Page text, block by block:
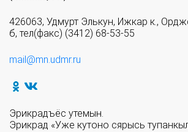
426063, Удмурт Элькун, Ижкар к.,
б, тел(факс) (3412) 68-53-55
mail@mn.udmr.ru
Эрикрадъёс утемын.
Эрикрад «Уже кутоно сярысь